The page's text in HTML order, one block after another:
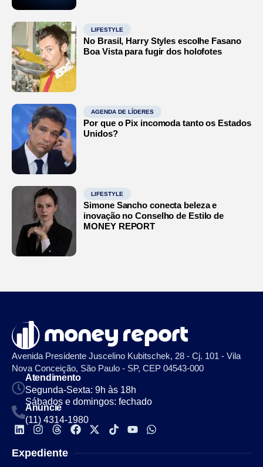
LIFESTYLE
No Brasil, Harry Styles escolhe Fasano
Boa Vista para fugir dos holofotes
AGENDA DE LÍDERES
Por que o Pix incomoda tanto os Estados
Unidos?
LIFESTYLE
Simone Sancho conecta beleza e
inovação no Conselho de Estilo de
MONEY REPORT
Avenida Presidente Juscelino Kubitschek, 28 - Cj. 101 - Vila
Nova Conceição, São Paulo - SP, CEP 04543-000
Atendimento
Segunda-Sexta: 9h às 18h
Sábados e domingos: fechado
Anuncie
(11) 4314-1980
Expediente